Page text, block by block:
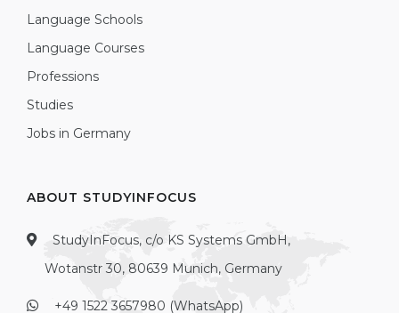
Language Schools
Language Courses
Professions
Studies
Jobs in Germany
ABOUT STUDYINFOCUS
StudyInFocus, c/o KS Systems GmbH,
Wotanstr 30, 80639 Munich, Germany
+49 1522 3657980 (WhatsApp)